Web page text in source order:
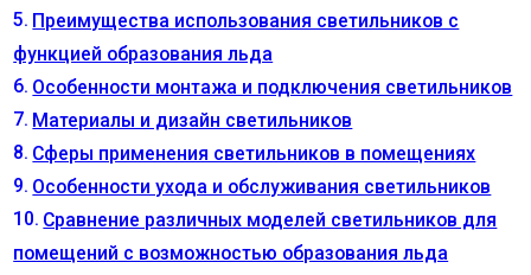
Преимущества использования светильников с
функцией образования льда
Особенности монтажа и подключения светильников
Материалы и дизайн светильников
Сферы применения светильников в помещениях
Особенности ухода и обслуживания светильников
Сравнение различных моделей светильников для
помещений с возможностью образования льда